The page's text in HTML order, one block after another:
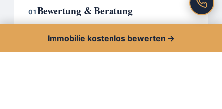
01 Bewertung & Beratung
— dazu eine ehrliche Einschätzung, was sich
vor dem Vermarktungsstart noch lohnt, um
Immobilie kostenlos bewerten →